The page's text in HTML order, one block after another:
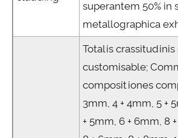
superantem 50% in
metallographica
Totalis crassitudinis
customisable;
compositiones
3mm, 4 + 4mm, 5 +
+ 5mm, 6 + 6mm, 8